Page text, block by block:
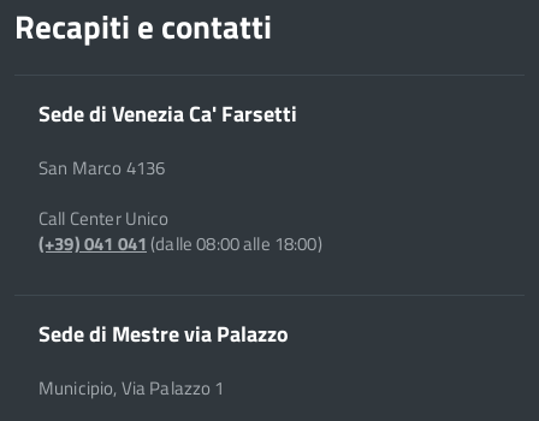
Recapiti e contatti
Sede di Venezia Ca' Farsetti
San Marco 4136
Call Center Unico
(+39) 041 041(dalle 08:00 alle 18:00)
Sede di Mestre via Palazzo
Municipio, Via Palazzo 1